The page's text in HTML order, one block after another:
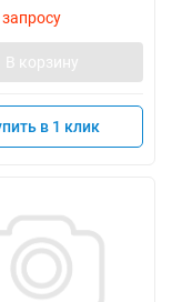
В корзину
в 1 клик